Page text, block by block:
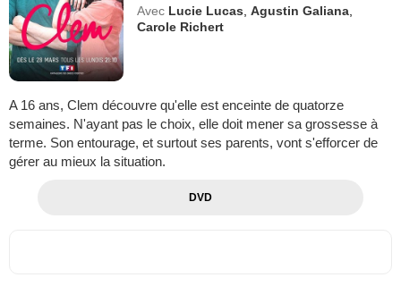
Avec Lucie Lucas ,Agustin Galiana
Carole Richert
A 16 ans, Clem découvre qu'elle est enceinte de quatorze
semaines. N'ayant pas le choix, elle doit mener sa grossesse à
terme. Son entourage, et surtout ses parents, vont s'efforcer de
gérer au mieux la situation.
DVD